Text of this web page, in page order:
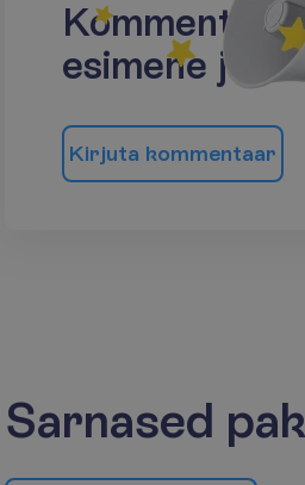
Komment ari
esimene ja an
Kirjuta kommentaar
Sarnased